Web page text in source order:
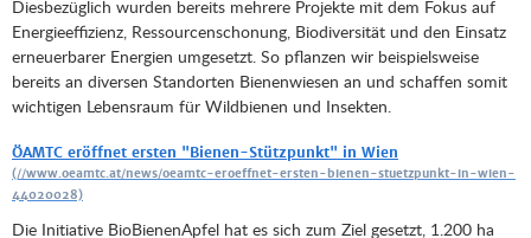
Diesbezüglich wurden bereits mehrere Projekte mit dem Fokus auf
Energieeffizienz, Ressourcenschonung, Biodiversität und den Einsatz
erneuerbarer Energien umgesetzt. So pflanzen wir beispielsweise
bereits an diversen Standorten Bienenwiesen an und schaffen somit
wichtigen Lebensraum für Wildbienen und Insekten.
ÖAMTC eröffnet ersten "Bienen-Stützpunkt" in Wien
Die Initiative BioBienenApfel hat es sich zum Ziel gesetzt, 1.200 ha